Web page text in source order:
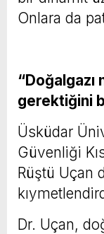
Onlara da
“Doğalgazı
gerektiğini
Üsküdar
Güvenliği
Rüştü Uçan
Dr. Uçan,